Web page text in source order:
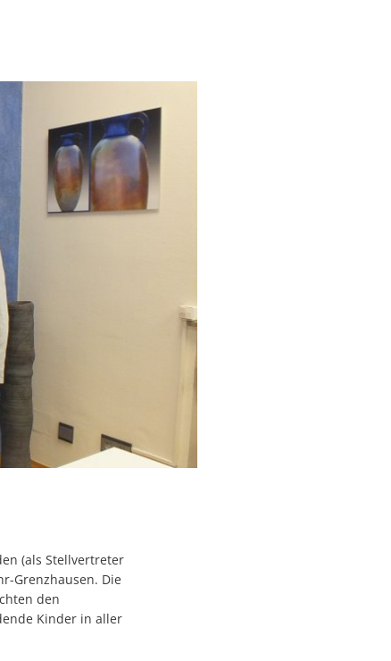
(als Stellvertreter
Grenzhausen. Die
den
Kinder in aller